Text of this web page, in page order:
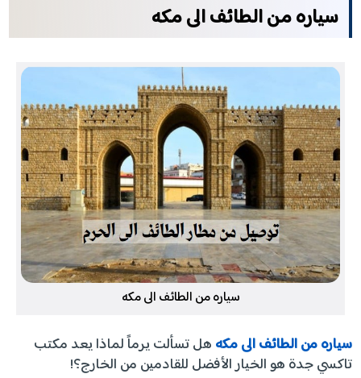
سياره من الطائف الى مكه
سياره من الطائف الى مكه
سياره من الطائف الى مكه هل تسألت يرماً لماذا يعد مكتب
تاكسي جدة هو الخيار الأفضل للقادمين من الخارج؟!